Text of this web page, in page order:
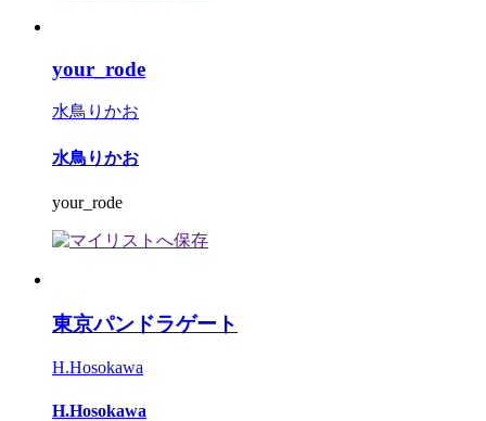
your_rode
水鳥りかお
水鳥りかお
your_rode
東京パンドラゲート
H.Hosokawa
H.Hosokawa